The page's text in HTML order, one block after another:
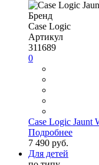
Бренд
Case Logic
Артикул
311689
0
Case Logic
Подробнее
7 490 руб.
Для детей